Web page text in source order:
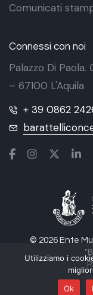
© 2026 Ente
Comunicati
Connessi con noi
Palazzo Di
– 67100 L'Aquila
+ 39 0862
Utilizziamo i
Ok